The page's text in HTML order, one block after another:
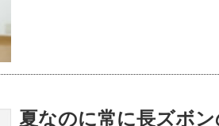
夏なのに常に長ズボ